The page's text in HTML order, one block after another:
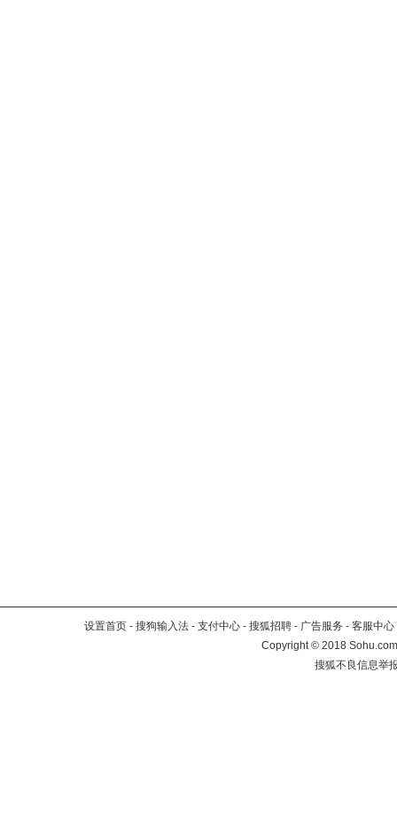
设置首页 - 搜狗输入法 - 支付中心 - 搜狐招聘 - 广告服务 - 客服中心
Copyright©2018
搜狐不良信息举